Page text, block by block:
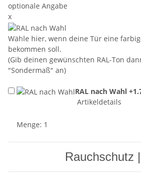
optionale Angabe
x
Wähle hier, wenn deine Tür eine
bekommen soll.
(Gib deinen gewünschten RAL-Ton
"Sondermaß" an)
RAL nach Wahl
Artikeldetails
Menge: 1
Rauchschutz